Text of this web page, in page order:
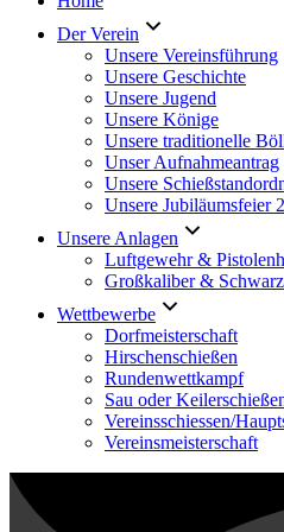
Der Verein
Unsere Vereinsführung
Unsere Geschichte
Unsere Jugend
Unsere Könige
Unsere traditionelle
Unser Aufnahmeantrag
Unsere
Unsere Jubiläumsfeier
Unsere Anlagen
Luftgewehr &
Großkaliber &
Wettbewerbe
Dorfmeisterschaft
Hirschenschießen
Rundenwettkampf
Sau oder
Vereinsschiessen/
Vereinsmeisterschaft